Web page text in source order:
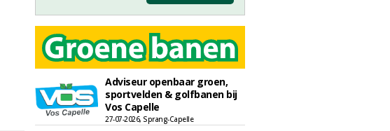
Adviseur openbaar groen,
sportvelden & golfbanen bij
Vos Capelle
27-07-2026, Sprang-Capelle